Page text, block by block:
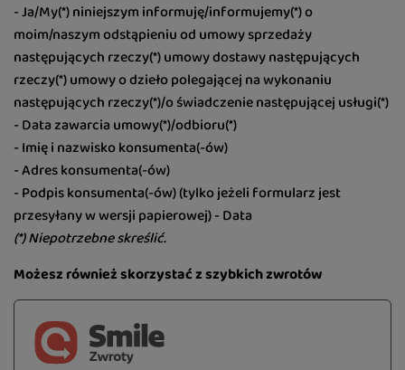
- Ja/My(*) niniejszym informuję/informujemy(*) o
moim/naszym odstąpieniu od umowy sprzedaży
następujących rzeczy(*) umowy dostawy następujących
rzeczy(*) umowy o dzieło polegającej na wykonaniu
następujących rzeczy(*)/o świadczenie następującej usługi(*)
- Data zawarcia umowy(*)/odbioru(*)
- Imię i nazwisko konsumenta(-ów)
- Adres konsumenta(-ów)
- Podpis konsumenta(-ów) (tylko jeżeli formularz jest
przesyłany w wersji papierowej) - Data
(*) Niepotrzebne skreślić.
Możesz również skorzystać z szybkich zwrotów